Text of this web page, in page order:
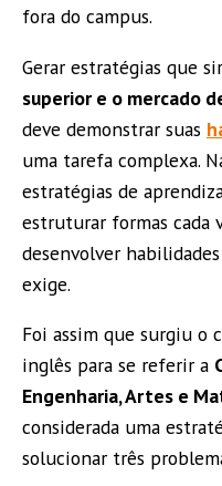
fora do campus.
Gerar estratégias que
superior e o mercado
deve demonstrar suas
uma tarefa complexa.
estratégias de
estruturar formas cada
desenvolver
exige.
Foi assim que surgiu o
inglês para se referir a
Engenharia, Artes e
considerada uma
solucionar três